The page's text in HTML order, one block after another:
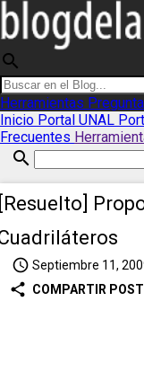
search
Herramientas
Inicio Portal UNAL
Frecuentes
search
access_time Septiembre 11,
share COMPARTIR POST